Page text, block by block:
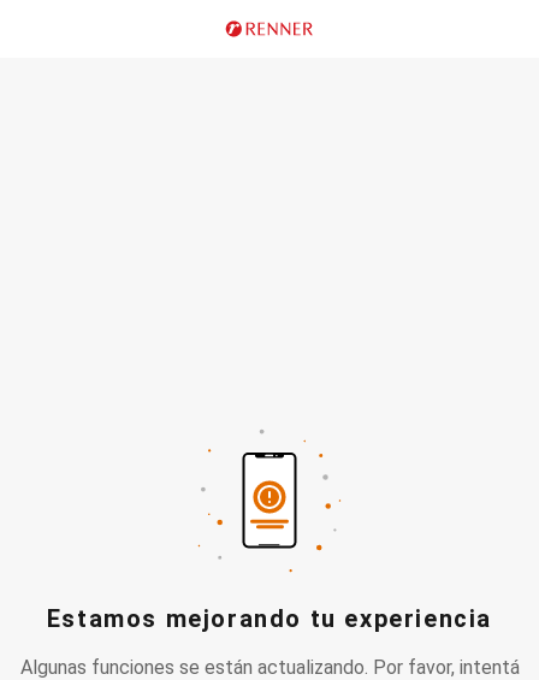
Estamos mejorando tu experiencia
Algunas funciones se están actualizando. Por favor, intentá